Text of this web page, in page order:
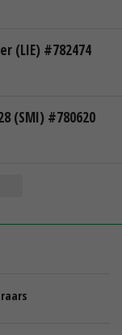
(LIE) #782474
(SMI) #780620